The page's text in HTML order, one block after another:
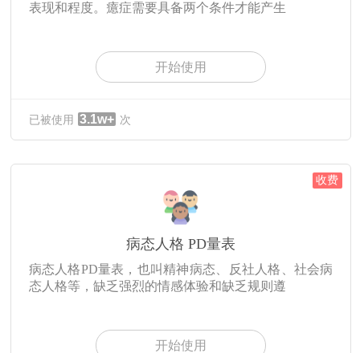
表现和程度。癔症需要具备两个条件才能产生
开始使用
已被使用 3.1w+ 次
收费
病态人格 PD量表
病态人格PD量表，也叫精神病态、反社人格、社会病
态人格等，缺乏强烈的情感体验和缺乏规则遵
开始使用